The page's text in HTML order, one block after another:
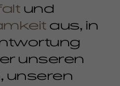
und
aus, in
unseren
unseren